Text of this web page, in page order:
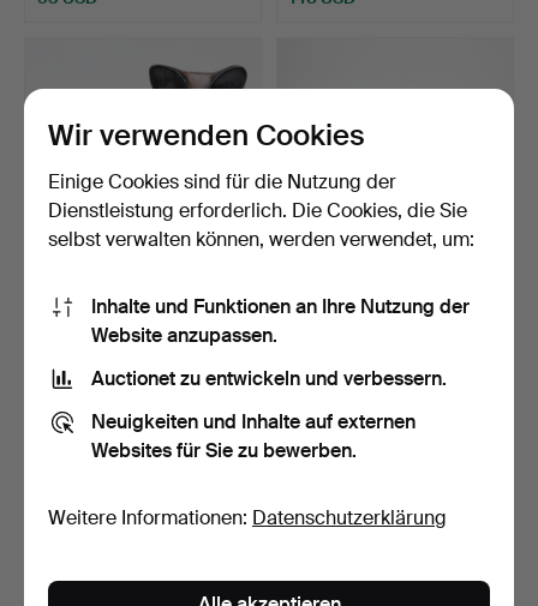
THOMAS HELLSTRÖM,
Figurine, Fuchs, Steingu…
Beendet 28. Apr 2026
8 Gebote
HOLZSKULPTUREN,
Schwäne, ein Paar.
1 Gebot
Wir verwenden Cookies
Einige Cookies sind für die Nutzung der
Dienstleistung erforderlich. Die Cookies, die Sie
selbst verwalten können, werden verwendet, um:
Inhalte und Funktionen an Ihre Nutzung der
Website anzupassen.
Auctionet zu entwickeln und verbessern.
Neuigkeiten und Inhalte auf externen
Websites für Sie zu bewerben.
Weitere Informationen: Datenschutzerklärung